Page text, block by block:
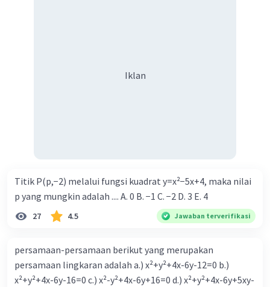
Iklan
Titik P(p,−2) melalui fungsi kuadrat y=x²−5x+4, maka nilai
p yang mungkin adalah .... A. 0 B. −1 C. −2 D. 3 E. 4
27 4.5 Jawaban terverifikasi
persamaan-persamaan berikut yang merupakan
persamaan lingkaran adalah a.) x²+y²+4x-6y-12=0 b.)
x²+y²+4x-6y-16=0 c.) x²-y²+4x-6y+16=0 d.) x²+y²+4x-6y+5xy-